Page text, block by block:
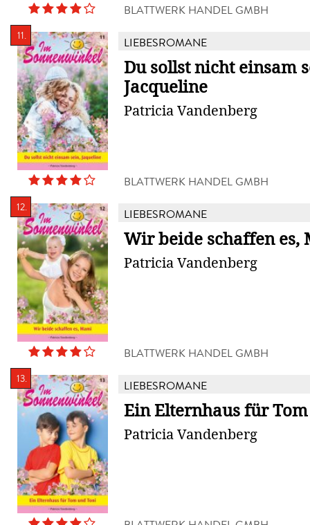
BLATTWERK HANDEL GMBH
11. LIEBESROMANE
Du sollst nicht einsam
Jacqueline
Patricia Vandenberg
BLATTWERK HANDEL GMBH
12. LIEBESROMANE
Wir beide schaffen es,
Patricia Vandenberg
BLATTWERK HANDEL GMBH
13. LIEBESROMANE
Ein Elternhaus für
Patricia Vandenberg